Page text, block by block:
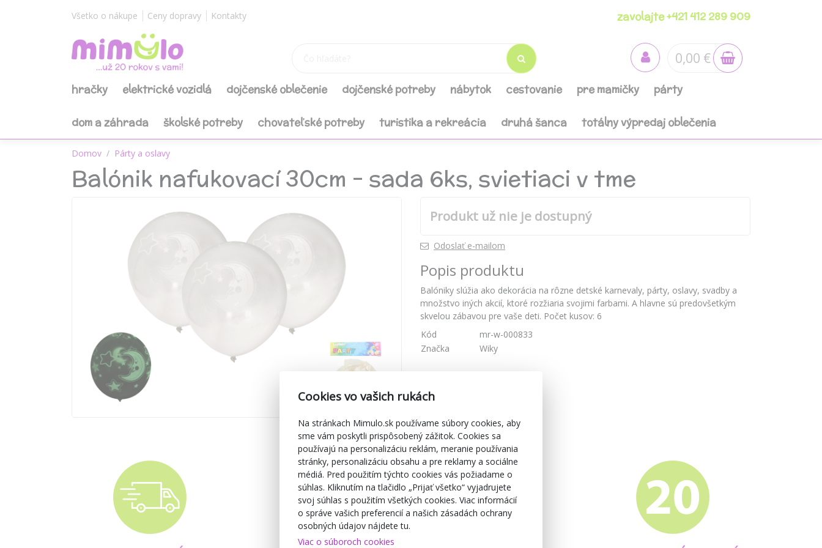
Všetko o nákupe Ceny dopravy Kontakty zavolajte +421 412 289 909
0,00 €
hračky elektrické vozidlá dojčenské oblečenie dojčenské potreby nábytok cestovanie pre mamičky párty
dom a záhrada školské potreby chovateľské potreby turistika a rekreácia druhá šanca totálny výpredaj oblečenia
Domov Párty a oslavy
Balónik nafukovací 30cm - sada 6ks, svietiaci v tme
Produkt už nie je dostupný
Odoslať e-mailom
Popis produktu
Balóniky slúžia ako dekorácia na rôzne detské karnevaly, párty, oslavy, svadby a
množstvo iných akcií, ktoré rozžiaria svojimi farbami. A hlavne sú predovšetkým
skvelou zábavou pre vaše deti. Počet kusov: 6
Kód
mr-w-000833
Značka
Wiky
Cookies vo vašich rukách
Na stránkach Mimulo.sk používame súbory cookies, aby
sme vám poskytli prispôsobený zážitok. Cookies sa
používajú na personalizáciu reklám, meranie používania
stránky, personalizáciu obsahu a pre reklamy a sociálne
médiá. Pred použitím týchto cookies vás požiadame o
súhlas. Kliknutím na tlačidlo „Prijať všetko“ vyjadrujete
svoj súhlas s použitím všetkých cookies. Viac informácií
o správe vašich preferencií a našich zásadách ochrany
osobných údajov nájdete tu.
Viac o súboroch cookies